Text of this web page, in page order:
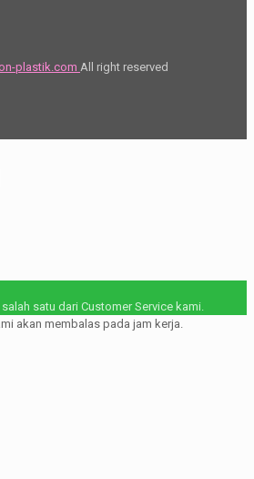
plastik.com All right reserved
salah satu dari Customer Service kami.
akan membalas pada jam kerja.